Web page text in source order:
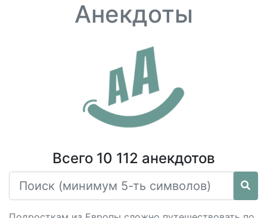
Анекдоты
Всего 10 112 анекдотов